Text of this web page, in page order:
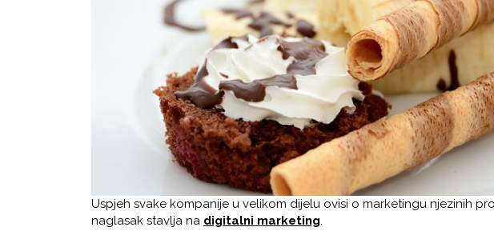
Uspjeh svake kompanije u velikom dijelu ovisi o marketingu njezinih
naglasak stavlja na digitalni marketing.